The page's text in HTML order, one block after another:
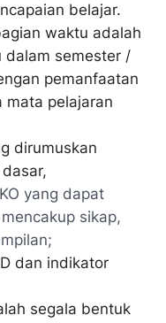
belajar.
waktu adalah
dalam semester /
pemanfaatan
mata pelajaran
dirumuskan
yang dapat
sikap,
dan indikator
segala bentuk